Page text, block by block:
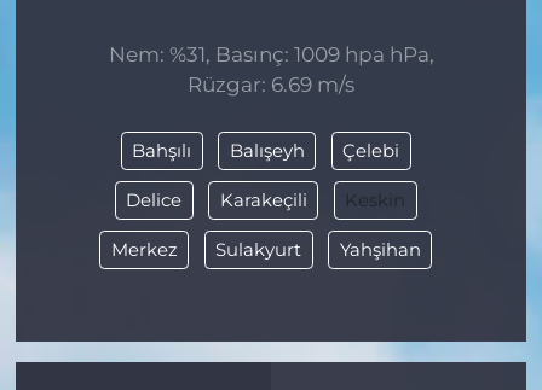
Nem: %31, Basınç: 1009 hpa hPa,
Rüzgar: 6.69 m/s
Bahşılı Balışeyh Çelebi
Delice Karakeçili Keskin
Merkez Sulakyurt Yahşihan